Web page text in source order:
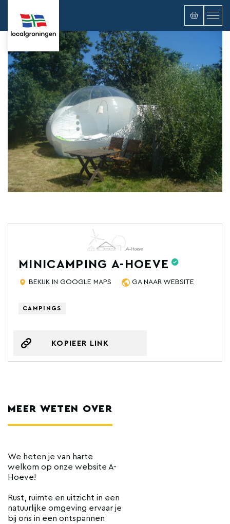
MINICAMPING A-HOEVE
BEKIJK IN GOOGLE MAPS GA NAAR WEBSITE
CAMPINGS
KOPIEER LINK
MEER WETEN OVER
We heten je van harte
welkom op onze website A-
Hoeve!
Rust, ruimte en uitzicht in een
natuurlijke omgeving ervaar je
bij ons in een ontspannen